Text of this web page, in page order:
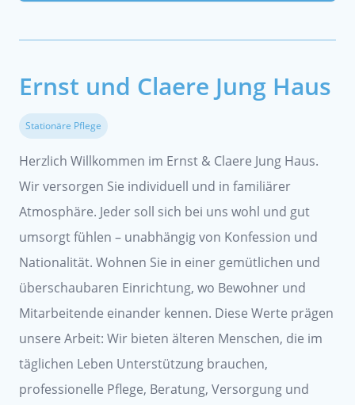
Ernst und Claere Jung Haus
Stationäre Pflege
Herzlich Willkommen im Ernst & Claere Jung Haus.
Wir versorgen Sie individuell und in familiärer
Atmosphäre. Jeder soll sich bei uns wohl und gut
umsorgt fühlen – unabhängig von Konfession und
Nationalität. Wohnen Sie in einer gemütlichen und
überschaubaren Einrichtung, wo Bewohner und
Mitarbeitende einander kennen. Diese Werte prägen
unsere Arbeit: Wir bieten älteren Menschen, die im
täglichen Leben Unterstützung brauchen,
professionelle Pflege, Beratung, Versorgung und